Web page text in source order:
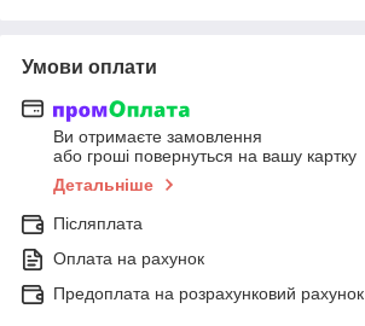
Умови оплати
Ви отримаєте замовлення
або гроші повернуться на вашу картку
Детальніше
Післяплата
Оплата на рахунок
Предоплата на розрахунковий рахунок